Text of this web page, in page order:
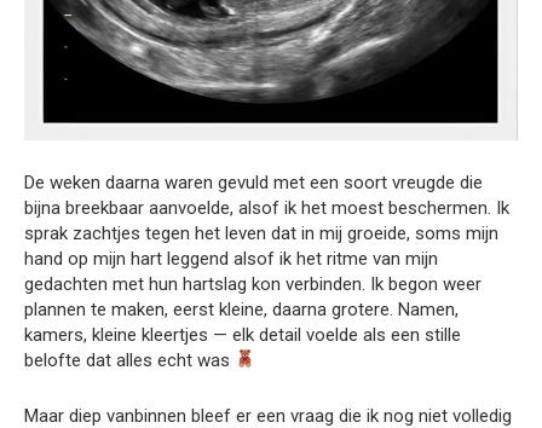
De weken daarna waren gevuld met een soort vreugde die
bijna breekbaar aanvoelde, alsof ik het moest beschermen. Ik
sprak zachtjes tegen het leven dat in mij groeide, soms mijn
hand op mijn hart leggend alsof ik het ritme van mijn
gedachten met hun hartslag kon verbinden. Ik begon weer
plannen te maken, eerst kleine, daarna grotere. Namen,
kamers, kleine kleertjes — elk detail voelde als een stille
belofte dat alles echt was
Maar diep vanbinnen bleef er een vraag die ik nog niet volledig